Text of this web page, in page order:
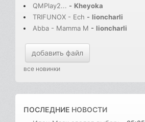
QMPlay2... - Kheyoka
TRIFUNOX - Ech - lioncharli
Abba - Mamma M - lioncharli
добавить файл
все новинки
ПОСЛЕДНИЕ НОВОСТИ